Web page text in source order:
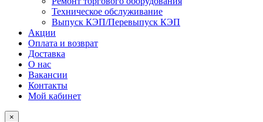
Техническое обслуживание
Выпуск КЭП/Перевыпуск КЭП
Акции
Оплата и возврат
Доставка
О нас
Вакансии
Контакты
Мой кабинет
×